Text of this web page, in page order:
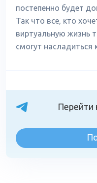
постепенно будет
Так что все, кто
виртуальную жизнь
смогут
Перейти